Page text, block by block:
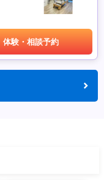
体験・相談予約